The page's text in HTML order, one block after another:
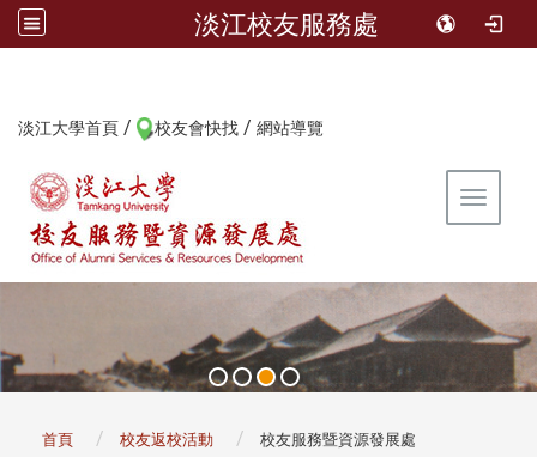
淡江校友服務處
淡江大學首頁 / 校友會快找 / 網站導覽
Toggle
首頁 校友返校活動 校友服務暨資源發展處